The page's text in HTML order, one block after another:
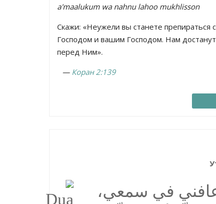
a'maalukum wa nahnu lahoo mukhlisson
Скажи: «Неужели вы станете препираться
Господом и вашим Господом. Нам
перед Ним».
— Коран 2:139
عافني في سمعي،